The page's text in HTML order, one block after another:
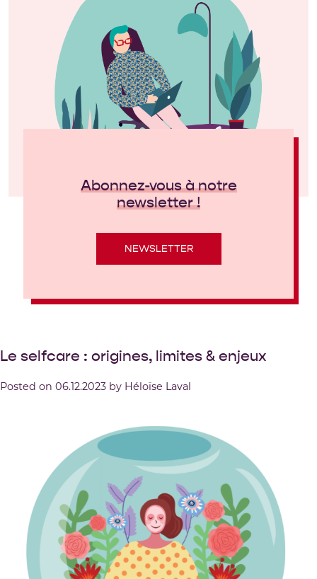
Abonnez-vous à notre
newsletter !
NEWSLETTER
Le selfcare : origines, limites & enjeux
Posted on 06.12.2023 by Héloïse Laval